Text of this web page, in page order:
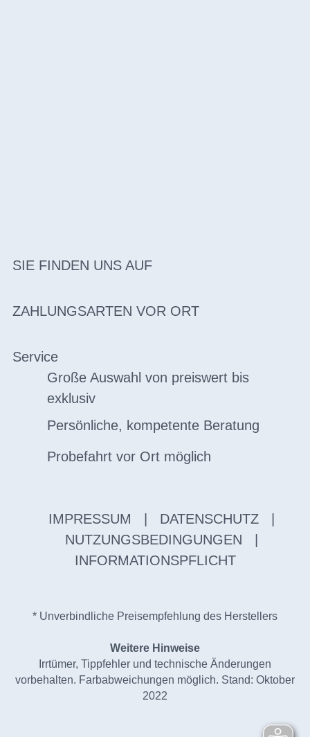
SIE FINDEN UNS AUF
ZAHLUNGSARTEN VOR ORT
Service
Große Auswahl von preiswert bis
exklusiv
Persönliche, kompetente Beratung
Probefahrt vor Ort möglich
IMPRESSUM DATENSCHUTZ
NUTZUNGSBEDINGUNGEN
INFORMATIONSPFLICHT
* Unverbindliche Preisempfehlung des Herstellers
Weitere Hinweise
Irrtümer, Tippfehler und technische Änderungen
vorbehalten. Farbabweichungen möglich. Stand: Oktober
2022